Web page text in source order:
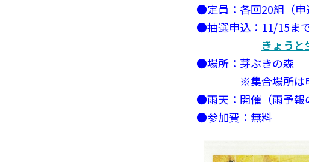
●定員：各回20組（申込
●抽選申込：11/15ま
きょうと
●場所：芽ぶきの森
※集合場所は申込後
●雨天：開催（雨予報の
●参加費：無料